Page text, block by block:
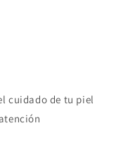
cuidado de tu piel